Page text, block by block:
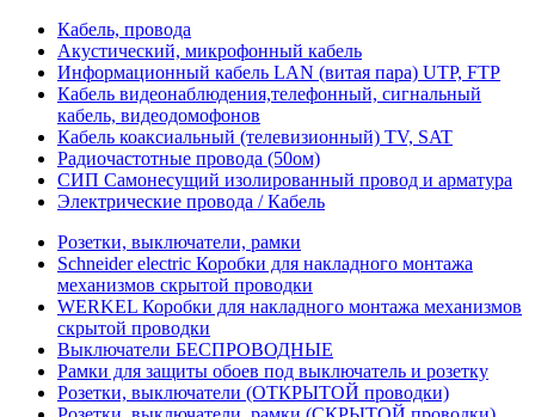
Кабель, провода
Акустический, микрофонный кабель
Информационный кабель LAN (витая пара) UTP, FTP
Кабель видеонаблюдения,телефонный, сигнальный
кабель, видеодомофонов
Кабель коаксиальный (телевизионный) TV, SAT
Радиочастотные провода (50ом)
СИП Самонесущий изолированный провод и арматура
Электрические провода / Кабель
Розетки, выключатели, рамки
Schneider electric Коробки для накладного монтажа
механизмов скрытой проводки
WERKEL Коробки для накладного монтажа механизмов
скрытой проводки
Выключатели БЕСПРОВОДНЫЕ
Рамки для защиты обоев под выключатель и розетку
Розетки, выключатели (ОТКРЫТОЙ проводки)